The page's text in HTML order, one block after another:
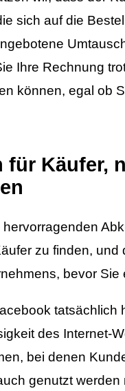
sich auf die
Ihre Rechnung
können, egal ob
für Käufer,
zu finden, und
bevor Sie
tatsächlich
des Internet-
bei denen
genutzt